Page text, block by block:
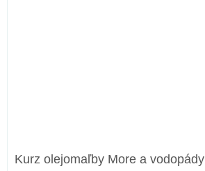
Kurz olejomaľby More a vodopády